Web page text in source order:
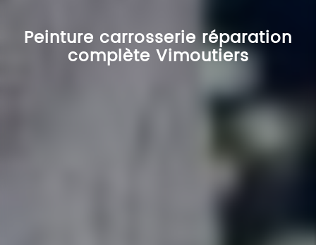
Peinture carrosserie réparation
complète Vimoutiers